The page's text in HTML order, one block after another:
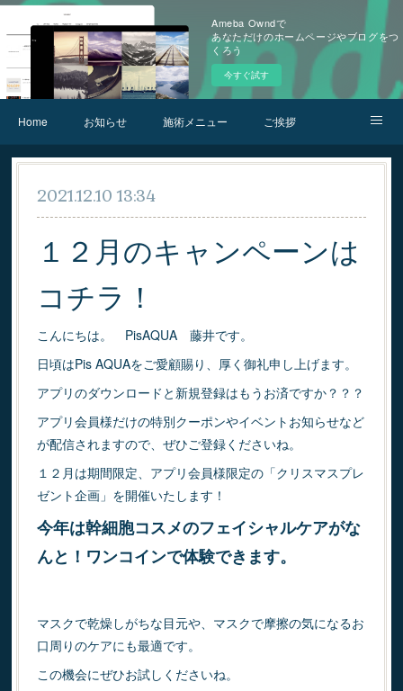
Ameba Owndで
あなただけのホームページやブログをつ
くろう
今すぐ試す
Home お知らせ 施術メニュー ご挨拶
お問合せ アクセス
2021.12.10 13:34
１２月のキャンペーンは
コチラ！
こんにちは。 PisAQUA 藤井です。
日頃はPis AQUAをご愛顧賜り、厚く御礼申し上げます。
アプリのダウンロードと新規登録はもうお済ですか？？？
アプリ会員様だけの特別クーポンやイベントお知らせなど
が配信されますので、ぜひご登録くださいね。
１２月は期間限定、アプリ会員様限定の「クリスマスプレ
ゼント企画」を開催いたします！
今年は幹細胞コスメのフェイシャルケアがな
んと！ワンコインで体験できます。
マスクで乾燥しがちな目元や、マスクで摩擦の気になるお
口周りのケアにも最適です。
この機会にぜひお試しくださいね。